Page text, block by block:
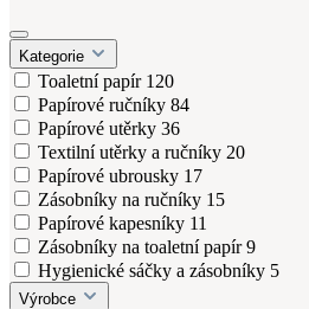
Kategorie
Toaletní papír 120
Papírové ručníky 84
Papírové utěrky 36
Textilní utěrky a ručníky 20
Papírové ubrousky 17
Zásobníky na ručníky 15
Papírové kapesníky 11
Zásobníky na toaletní papír9
Hygienické sáčky a zásobníky 5
Výrobce